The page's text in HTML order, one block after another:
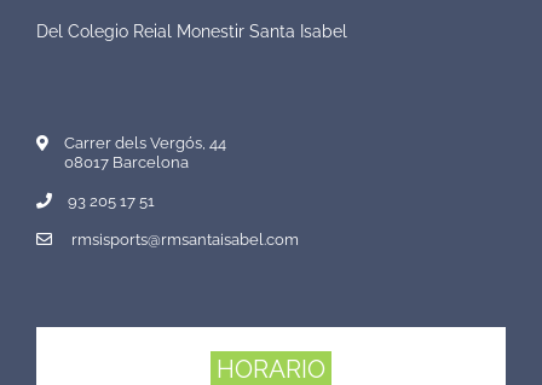
Del Colegio Reial Monestir Santa Isabel
Carrer dels Vergós, 44
08017 Barcelona
93 205 17 51
rmsisports@rmsantaisabel.com
HORARIO